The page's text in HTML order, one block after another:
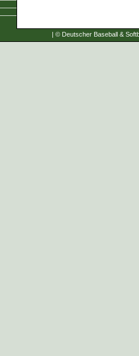
| © Deutscher Baseball &